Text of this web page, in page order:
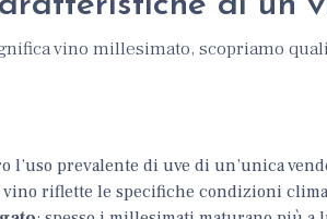
vino millesimato, scopriamo
l’uso prevalente di uve di un’unica
riflette le specifiche condizioni